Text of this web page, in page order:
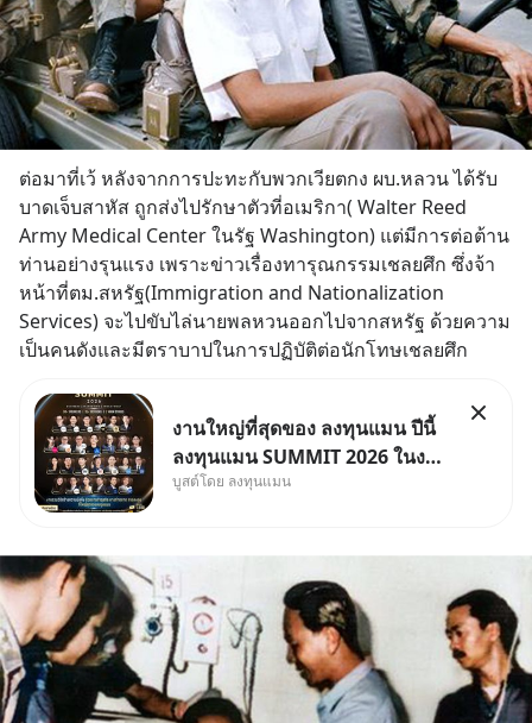
ต่อมาที่เว้ หลังจากการปะทะกับพวกเวียตกง ผบ.หลวน ได้รับ
บาดเจ็บสาหัส ถูกส่งไปรักษาตัวที่อเมริกา( Walter Reed
Army Medical Center ในรัฐ Washington) แต่มีการต่อต้าน
ท่านอย่างรุนแรง เพราะข่าวเรื่องทารุณกรรมเชลยศึก ซึ่งจ้า
หน้าที่ตม.สหรัฐ(Immigration and Nationalization
Services) จะไปขับไล่นายพลหวนออกไปจากสหรัฐ ด้วยความ
เป็นคนดังและมีตราบาปในการปฏิบัติต่อนักโทษเชลยศึก
งานใหญ่ที่สุดของ ลงทุนแมน ปีนี้
ลงทุนแมน SUMMIT 2026 ในงาน
นี้จะมีเจ้าของธุรกิจ Dr.PONG,
แชร์ความรู้การสร้างธุรกิจ
บูสต์โดย ลงทุนแมน